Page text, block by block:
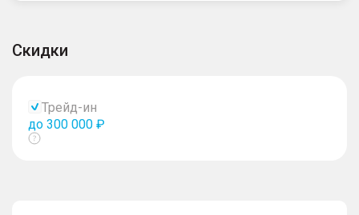
Скидки
Трейд-ин
до 300 000 ₽
Показать